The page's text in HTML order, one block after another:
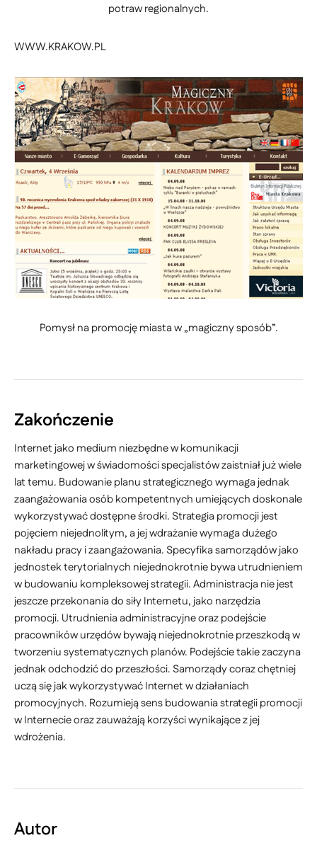
potraw regionalnych.
WWW.KRAKOW.PL
Pomysł na promocję miasta w „magiczny sposób”.
Zakończenie
Internet jako medium niezbędne w komunikacji
marketingowej w świadomości specjalistów zaistniał już wiele
lat temu. Budowanie planu strategicznego wymaga jednak
zaangażowania osób kompetentnych umiejących doskonale
wykorzystywać dostępne środki. Strategia promocji jest
pojęciem niejednolitym, a jej wdrażanie wymaga dużego
nakładu pracy i zaangażowania. Specyfika samorządów jako
jednostek terytorialnych niejednokrotnie bywa utrudnieniem
w budowaniu kompleksowej strategii. Administracja nie jest
jeszcze przekonania do siły Internetu, jako narzędzia
promocji. Utrudnienia administracyjne oraz podejście
pracowników urzędów bywają niejednokrotnie przeszkodą w
tworzeniu systematycznych planów. Podejście takie zaczyna
jednak odchodzić do przeszłości. Samorządy coraz chętniej
uczą się jak wykorzystywać Internet w działaniach
promocyjnych. Rozumieją sens budowania strategii promocji
w Internecie oraz zauważają korzyści wynikające z jej
wdrożenia.
Autor